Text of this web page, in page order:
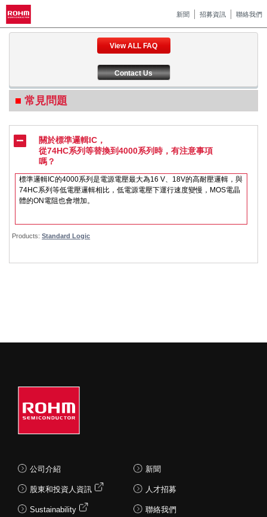
新聞 招募資訊 聯絡我們
View ALL FAQ
Contact Us
常見問題
關於標準邏輯IC，
從74HC系列等替換到4000系列時，有注意事項
嗎？
標準邏輯IC的4000系列是電源電壓最大為16 V、18V的高耐壓邏輯，與
74HC系列等低電壓邏輯相比，低電源電壓下運行速度變慢，MOS電晶
體的ON電阻也會增加。
Products:Standard Logic
公司介紹
股東和投資人資訊
Sustainability
新聞
人才招募
聯絡我們